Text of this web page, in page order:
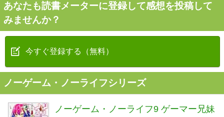
あなたも読書メーターに登録して感想を投稿して
みませんか？
今すぐ登録する（無料）
ノーゲーム・ノーライフシリーズ
ノーゲーム・ノーライフ9 ゲーマー兄妹